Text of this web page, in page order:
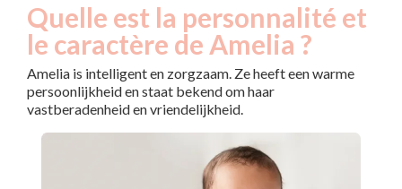
Quelle est la personnalité et
le caractère de Amelia ?
Amelia is intelligent en zorgzaam. Ze heeft een warme
persoonlijkheid en staat bekend om haar
vastberadenheid en vriendelijkheid.